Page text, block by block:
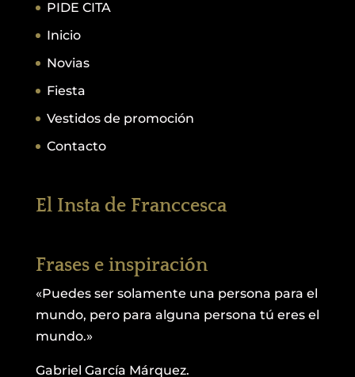
PIDE CITA
Inicio
Novias
Fiesta
Vestidos de promoción
Contacto
El Insta de Franccesca
Frases e inspiración
«Puedes ser solamente una persona para el
mundo, pero para alguna persona tú eres el
mundo.»
Gabriel García Márquez.